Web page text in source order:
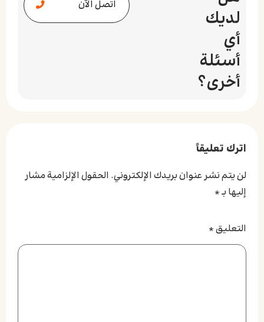
اتصل الآن
لديك
أي
أسئلة
أخرى؟
اترك تعليقاً
لن يتم نشر عنوان بريدك الإلكتروني. الحقول الإلزامية مشار
إليها بـ*
التعليق*